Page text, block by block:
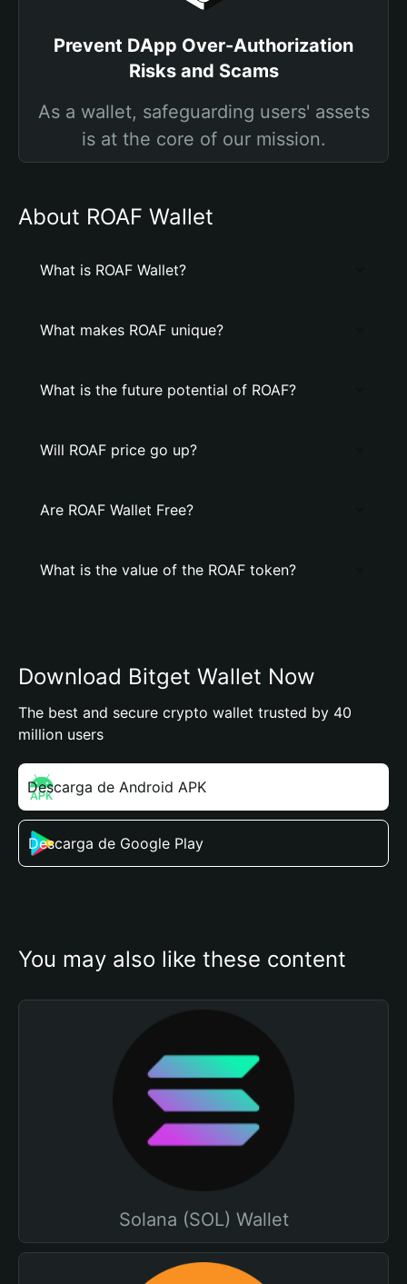
Prevent DApp Over-Authorization
Risks and Scams
As a wallet, safeguarding users' assets
is at the core of our mission.
About ROAF Wallet
What is ROAF Wallet?
What makes ROAF unique?
What is the future potential of ROAF?
Will ROAF price go up?
Are ROAF Wallet Free?
What is the value of the ROAF token?
Download Bitget Wallet Now
The best and secure crypto wallet trusted by 40
million users
Descarga de Android APK
Descarga de Google Play
You may also like these content
Solana (SOL) Wallet